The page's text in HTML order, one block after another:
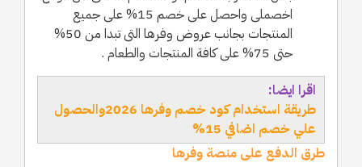
اخصملى واحصل على خصم 15% على جميع
المنتجات بجانب عروض وفرها التى تبدا من 50%
حتى 75% على كافة المنتجات والطعام .
اقرا ايضا:
طريقة استخدام كود خصم وفرها 2026والحصول
علي خصم اضافي 15%
طرق الدفع على منصة وفرها